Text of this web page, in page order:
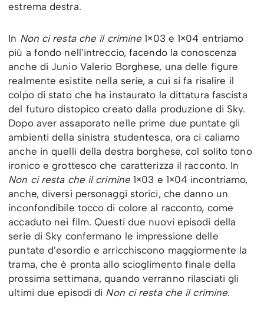
estrema destra.
In Non ci resta che il crimine1×03 e 1×04 entriamo
più a fondo nell’intreccio, facendo la conoscenza
anche di Junio Valerio Borghese, una delle figure
realmente esistite nella serie, a cui si fa risalire il
colpo di stato che ha instaurato la dittatura fascista
del futuro distopico creato dalla produzione di Sky.
Dopo aver assaporato nelle prime due puntate gli
ambienti della sinistra studentesca, ora ci caliamo
anche in quelli della destra borghese, col solito tono
ironico e grottesco che caratterizza il racconto. In
Non ci resta che il crimine1×03 e 1×04 incontriamo,
anche, diversi personaggi storici, che danno un
inconfondibile tocco di colore al racconto, come
accaduto nei film. Questi due nuovi episodi della
serie di Sky confermano le impressione delle
puntate d’esordio e arricchiscono maggiormente la
trama, che è pronta allo scioglimento finale della
prossima settimana, quando verranno rilasciati gli
ultimi due episodi di Non ci resta che il crimine.